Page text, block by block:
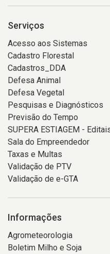
Serviços
Acesso aos Sistemas
Cadastro Florestal
Cadastros_DDA
Defesa Animal
Defesa Vegetal
Pesquisas e Diagnósticos
Previsão do Tempo
SUPERA ESTIAGEM -
Sala do Empreendedor
Taxas e Multas
Validação de PTV
Validação de e-GTA
Informações
Agrometeorologia
Boletim Milho e Soja